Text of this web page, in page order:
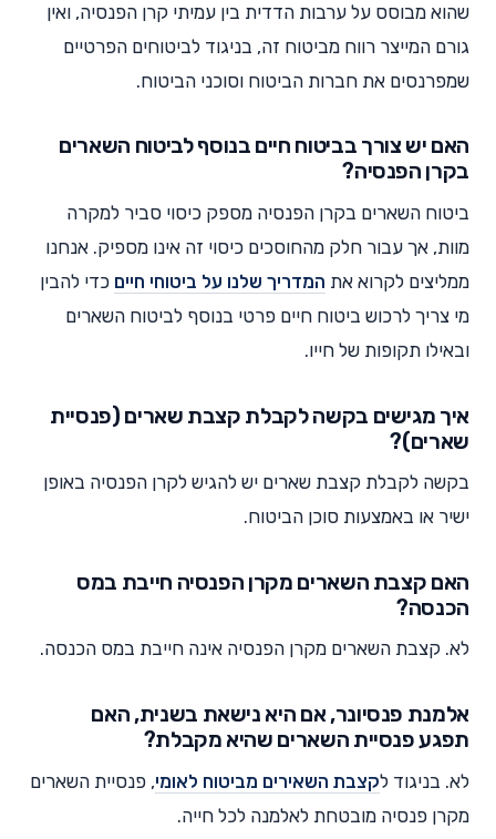
שהוא מבוסס על ערבות הדדית בין עמיתי קרן הפנסיה, ואין
גורם המייצר רווח מביטוח זה, בניגוד לביטוחים הפרטיים
שמפרנסים את חברות הביטוח וסוכני הביטוח.
האם יש צורך בביטוח חיים בנוסף לביטוח השארים
בקרן הפנסיה?
ביטוח השארים בקרן הפנסיה מספק כיסוי סביר למקרה
מוות, אך עבור חלק מהחוסכים כיסוי זה אינו מספיק. אנחנו
ממליצים לקרוא את המדריך שלנו על ביטוחי חיים כדי להבין
מי צריך לרכוש ביטוח חיים פרטי בנוסף לביטוח השארים
ובאילו תקופות של חייו.
איך מגישים בקשה לקבלת קצבת שארים (פנסיית
שארים)?
בקשה לקבלת קצבת שארים יש להגיש לקרן הפנסיה באופן
ישיר או באמצעות סוכן הביטוח.
האם קצבת השארים מקרן הפנסיה חייבת במס
הכנסה?
לא. קצבת השארים מקרן הפנסיה אינה חייבת במס הכנסה.
אלמנת פנסיונר, אם היא נישאת בשנית, האם
תפגע פנסיית השארים שהיא מקבלת?
לא. בניגוד לקצבת השאירים מביטוח לאומי, פנסיית השארים
מקרן פנסיה מובטחת לאלמנה לכל חייה.